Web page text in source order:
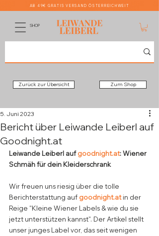
SHOP
AB 49€ GRATIS VERSAND ÖSTERREICHWEIT
Zurück zur Übersicht Zum Shop
Bericht über Leiwande Leiberl auf
Goodnight.at
5. Juni 2023
Leiwande Leiberl auf goodnight.at: Wiener
Schmäh für dein Kleiderschrank
Wir freuen uns riesig über die tolle
Berichterstattung auf goodnight.at in der
Reige "Kleine Wiener Labels & wie du sie
jetzt unterstützen kannst". Der Artikel stellt
unser junges Label vor, das seit wenigen